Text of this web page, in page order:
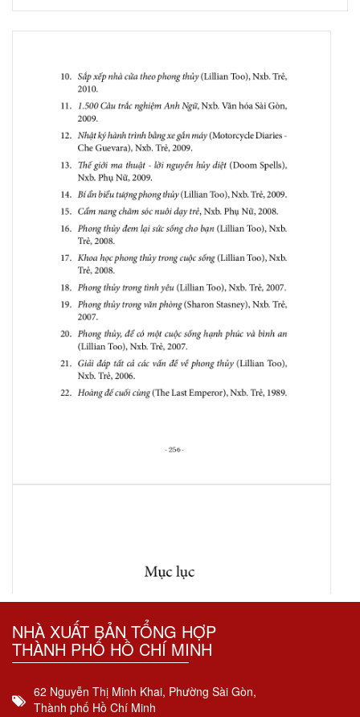
NHÀ XUẤT BẢN TỔNG HỢP
THÀNH PHỐ HỒ CHÍ MINH
62 Nguyễn Thị Minh Khai, Phường Sài Gòn,
Thành phố Hồ Chí Minh